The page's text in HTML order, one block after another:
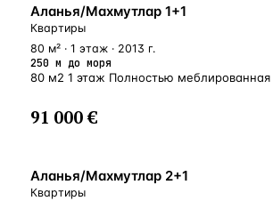
У МОРЯ
Аланья/Махмутлар 1+1
Квартиры
80 м² · 1 этаж · 2013 г.
250 м до моря
80 м2 1 этаж Полностью меблированная
91 000 €
БЛИЗКО К МОРЮ
Аланья/Махмутлар 2+1
Квартиры